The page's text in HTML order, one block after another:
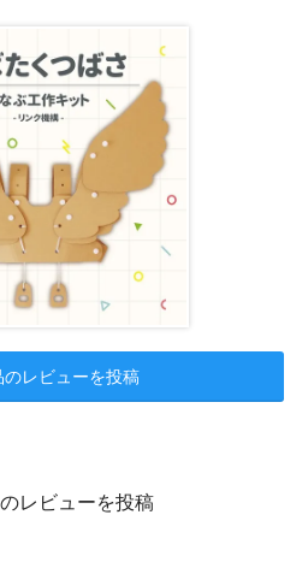
のレビューを投稿
レビューを投稿